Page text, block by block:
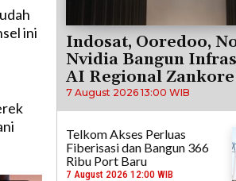
ini
Indosat, Ooredoo,
Nvidia Bangun
AI Regional Zankore
7 August 2026 13:00 WIB
Telkom Akses Perluas
Fiberisasi dan Bangun 366
Ribu Port Baru
7 August 2026 12:00 WIB